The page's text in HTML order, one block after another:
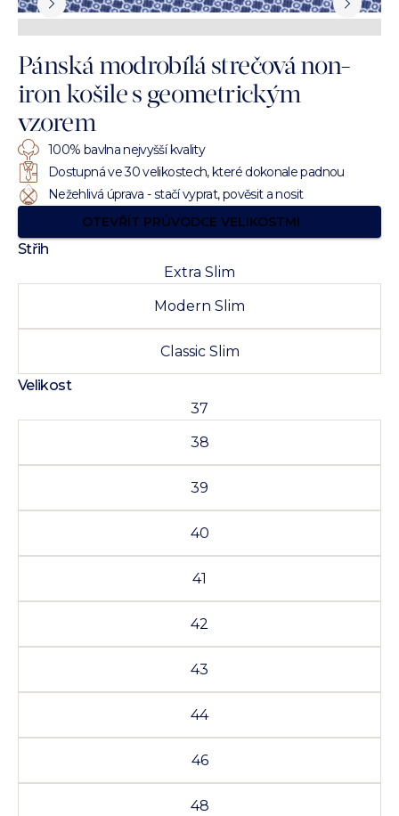
Pánská modrobílá strečová non-
iron košile s geometrickým
vzorem
100% bavlna nejvyšší kvality
Dostupná ve 30 velikostech, které dokonale padnou
Nežehlivá úprava - stačí vyprat, pověsit a nosit
OTEVŘÍT PRŮVODCE VELIKOSTMI
Střih
Extra Slim
Modern Slim
Classic Slim
Velikost
37
38
39
40
41
42
43
44
46
48